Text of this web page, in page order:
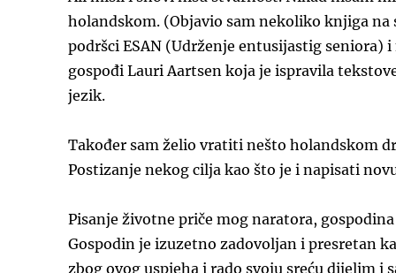
holandskom. (Objavio sam nekoliko knjiga
podršci ESAN (Udrženje entusijastig seniora)
gospođi Lauri Aartsen koja je ispravila
jezik.
Također sam želio vratiti nešto holandskom
Postizanje nekog cilja kao što je i napisati
Pisanje životne priče mog naratora,
Gospodin je izuzetno zadovoljan i presretan
zbog ovog uspjeha i rado svoju sreću dijelim i